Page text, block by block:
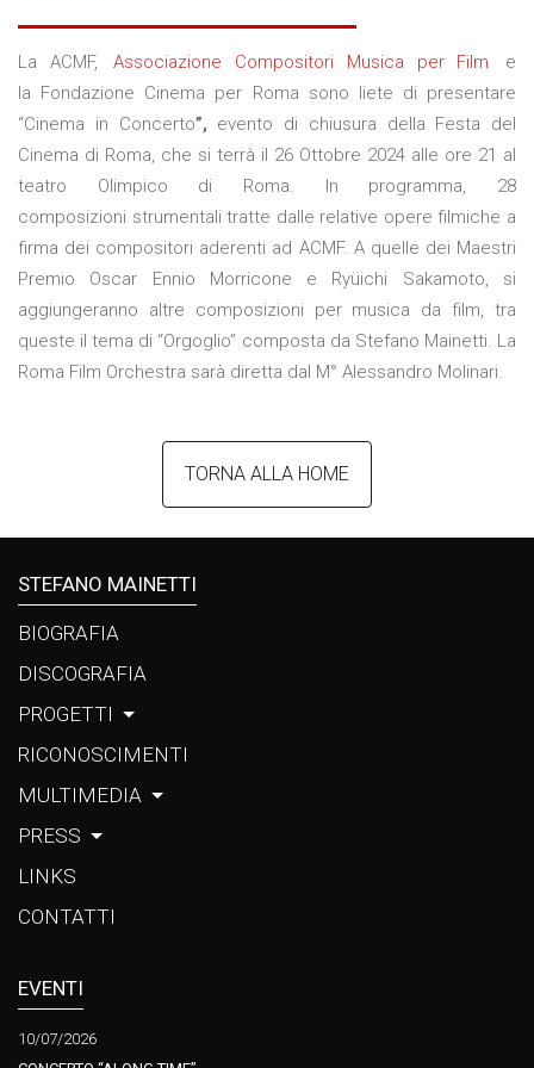
CONTATTI
La ACMF, Associazione Compositori Musica per Film
e
la Fondazione Cinema per Roma sono liete di presentare
“Cinema in Concerto”, evento di chiusura della Festa del
Cinema di Roma, che si terrà il 26 Ottobre 2024 alle ore 21 al
teatro Olimpico di Roma. In programma, 28
composizioni strumentali tratte dalle relative opere filmiche a
firma dei compositori aderenti ad ACMF. A quelle dei Maestri
Premio Oscar Ennio Morricone e Ryüichi Sakamoto, si
aggiungeranno altre composizioni per musica da film, tra
queste il tema di “Orgoglio” composta da Stefano Mainetti. La
Roma Film Orchestra sarà diretta dal M° Alessandro Molinari.
TORNA ALLA HOME
STEFANO MAINETTI
BIOGRAFIA
DISCOGRAFIA
PROGETTI
RICONOSCIMENTI
MULTIMEDIA
PRESS
LINKS
CONTATTI
EVENTI
10/07/2026